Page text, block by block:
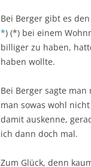
Bei Berger gibt es
) (*) bei einem
billiger zu haben,
haben wollte.
Bei Berger sagte
man sowas wohl
damit auskenne,
ich dann doch mal.
Zum Glück, denn